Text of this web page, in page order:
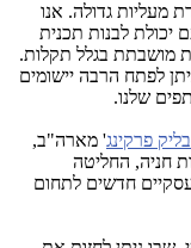
מעליות גדולה. אנו
לבנות תכנית
מושבתת בגלל תקלות.
לפתח הרבה יישומים
שלנו.
פרקינג' מארה"ב,
עם כ-50 אלף מקומות חניה, החליטה
חדשים לתחום